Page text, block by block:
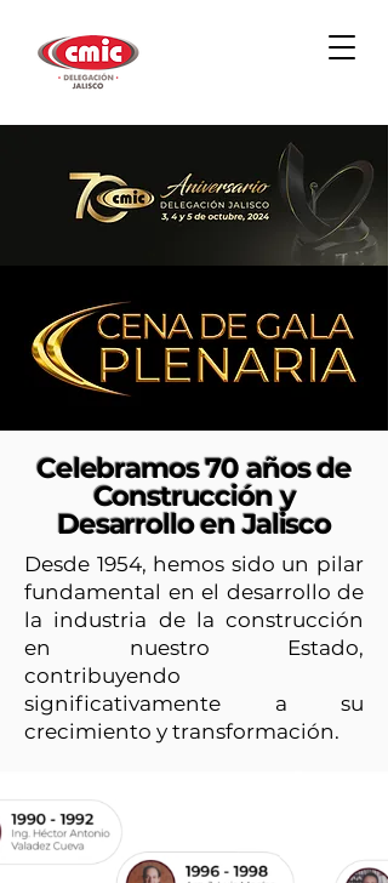
Celebramos 70 años de
Construcción y
Desarrollo en Jalisco
Desde 1954, hemos sido un pilar
fundamental en el desarrollo de
la industria de la construcción
en nuestro Estado,
contribuyendo
significativamente a su
crecimiento y transformación.